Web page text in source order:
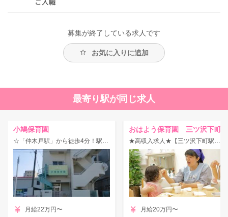
募集が終了している求人です
お気に入りに追加
最寄り駅が同じ求人
小鳩保育園
☆「仲木戸駅」から徒歩4分！駅チカ手当て充実の認可保育園！
月給22万円〜
おはよう保育園 三ツ沢下町
★高収入求人★【三ツ沢下町駅】年休多め♪福利厚生充実◎定員15名の小規模園！
月給20万円〜